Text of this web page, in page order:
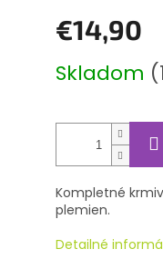
€14,90
cena:
Skladom
Kompletné
plemien.
Detailné